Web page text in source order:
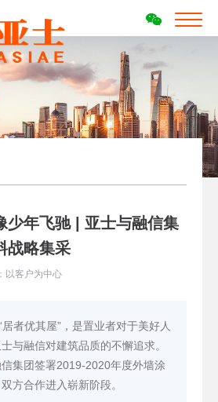
少年飞驰 | 亚士与融信集
战略集采
以客户为中心
居者优其屋”，是置业者对于美好人
与融信对建筑品质的不懈追求。
集团签署2019-2020年度外墙涂
方合作进入崭新阶段。